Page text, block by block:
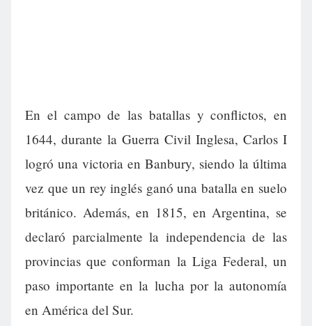
En el campo de las batallas y conflictos, en
1644, durante la Guerra Civil Inglesa, Carlos I
logró una victoria en Banbury, siendo la última
vez que un rey inglés ganó una batalla en suelo
británico. Además, en 1815, en Argentina, se
declaró parcialmente la independencia de las
provincias que conforman la Liga Federal, un
paso importante en la lucha por la autonomía
en América del Sur.